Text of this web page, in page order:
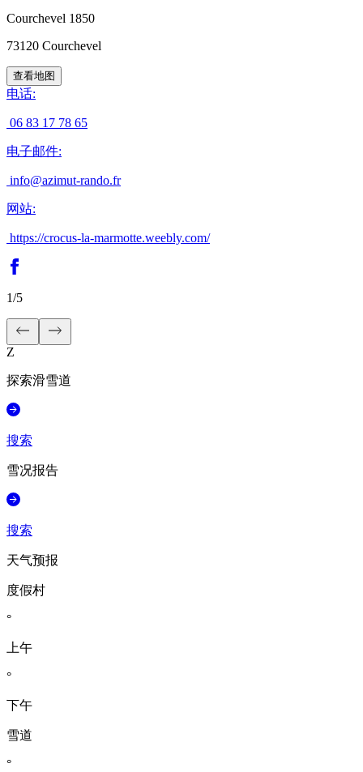
Courchevel 1850
73120 Courchevel
查看地图
电话:
06 83 17 78 65
电子邮件:
info@azimut-rando.fr
网站:
https://crocus-la-marmotte.weebly.com/
1/5
Z
探索滑雪道
搜索
雪况报告
搜索
天气预报
度假村
°
上午
°
下午
雪道
°